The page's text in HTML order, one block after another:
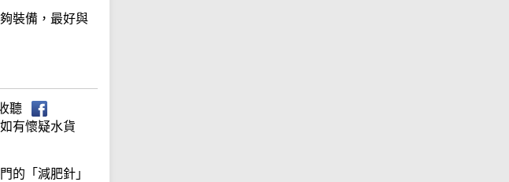
裝備，最好與
聽
有懷疑水貨
的「減肥針」